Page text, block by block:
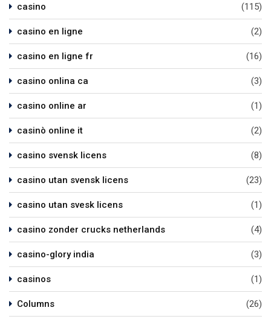
casino (115)
casino en ligne (2)
casino en ligne fr (16)
casino onlina ca (3)
casino online ar (1)
casinò online it (2)
casino svensk licens (8)
casino utan svensk licens (23)
casino utan svesk licens (1)
casino zonder crucks netherlands (4)
casino-glory india (3)
casinos (1)
Columns (26)